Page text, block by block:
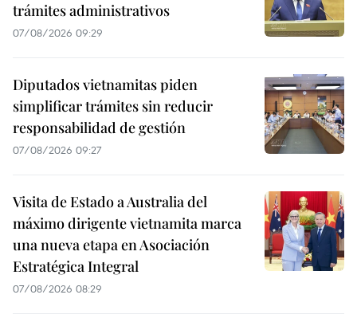
trámites administrativos
07/08/2026 09:29
Diputados vietnamitas piden
simplificar trámites sin reducir
responsabilidad de gestión
07/08/2026 09:27
Visita de Estado a Australia del
máximo dirigente vietnamita marca
una nueva etapa en Asociación
Estratégica Integral
07/08/2026 08:29